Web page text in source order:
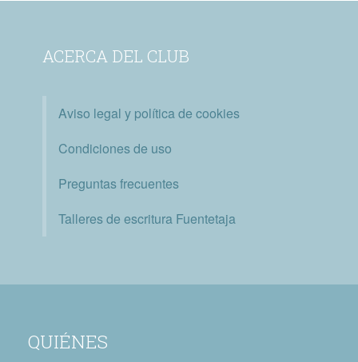
ACERCA DEL CLUB
Aviso legal y política de cookies
Condiciones de uso
Preguntas frecuentes
Talleres de escritura Fuentetaja
QUIÉNES